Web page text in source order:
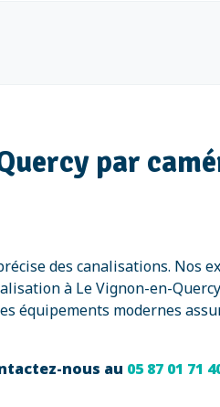
par
des canalisations. Nos
à Le Vignon-en-
équipements modernes
nous au 05 87 01 71